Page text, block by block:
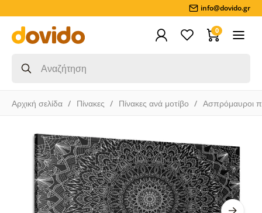
info@dovido.gr
0
Αρχική σελίδα Πίνακες Πίνακες ανά μοτίβο Ασπρόμαυροι